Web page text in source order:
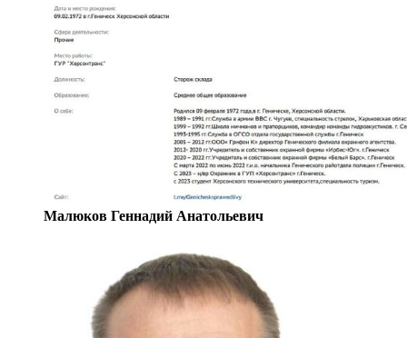
Малюков Геннадий Анатольевич